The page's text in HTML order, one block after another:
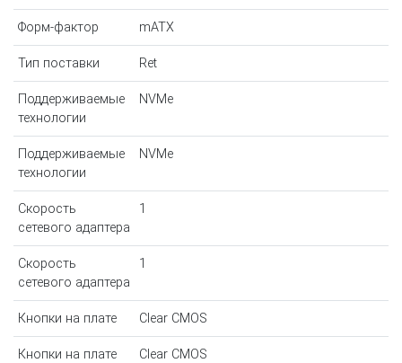
Форм-фактор mATX
Тип поставки Ret
Поддерживаемые
технологии
NVMe
Поддерживаемые
технологии
NVMe
Скорость
сетевого адаптера
1
Скорость
сетевого адаптера
1
Кнопки на плате Clear CMOS
Кнопки на плате Clear CMOS